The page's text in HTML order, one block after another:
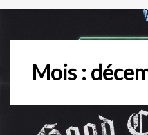
Mois :